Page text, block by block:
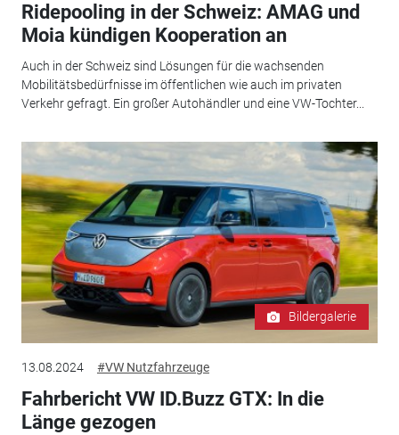
Ridepooling in der Schweiz: AMAG und
Moia kündigen Kooperation an
Auch in der Schweiz sind Lösungen für die wachsenden
Mobilitätsbedürfnisse im öffentlichen wie auch im privaten
Verkehr gefragt. Ein großer Autohändler und eine VW-Tochter...
Bildergalerie
13.08.2024 #VW Nutzfahrzeuge
Fahrbericht VW ID.Buzz GTX: In die
Länge gezogen